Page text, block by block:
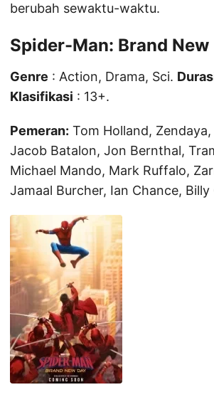
berubah sewaktu-waktu.
Spider-Man: Brand New
Genre : Action, Drama, Sci.
Klasifikasi : 13+.
Pemeran: Tom Holland, Zendaya,
Jacob Batalon, Jon Bernthal,
Michael Mando, Mark Ruffalo,
Jamaal Burcher, Ian Chance,